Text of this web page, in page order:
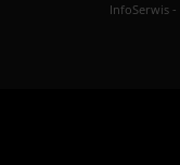
InfoSerwis-